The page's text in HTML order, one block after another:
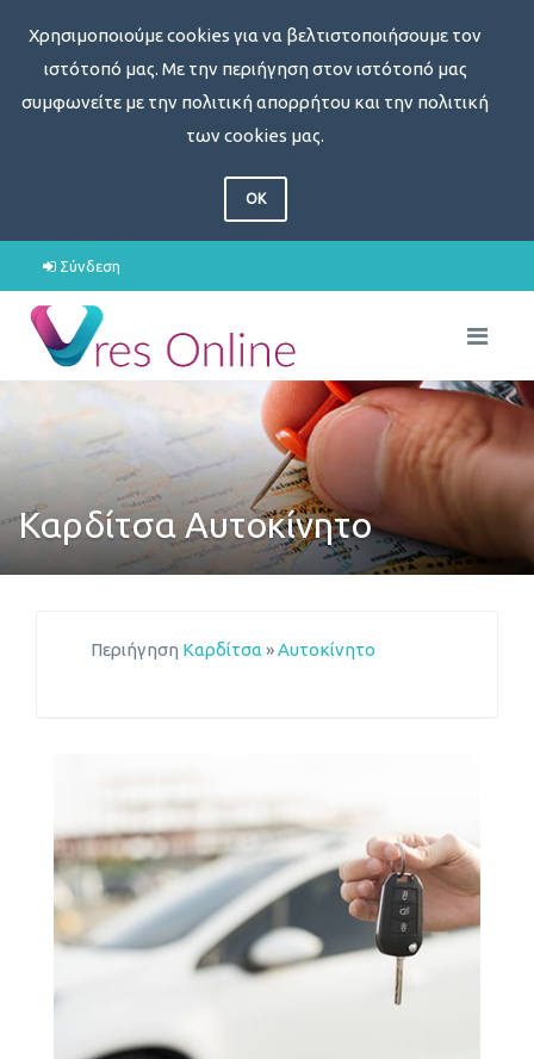
Χρησιμοποιούμε cookies για να βελτιστοποιήσουμε τον
ιστότοπό μας. Με την περιήγηση στον ιστότοπό μας
συμφωνείτε με την πολιτική απορρήτου και την πολιτική
των cookies μας.
OK
Σύνδεση
Καρδίτσα Αυτοκίνητο
Περιήγηση Καρδίτσα »Αυτοκίνητο